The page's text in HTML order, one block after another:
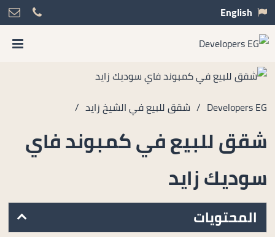
English
Developers EG
/ شقق للبيع في الشيخ زايد /
شقق للبيع في كمبوند فاي
سوديك زايد
المحتويات